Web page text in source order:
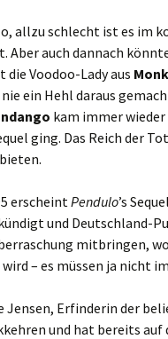
allzu schlecht ist es im
auch dannach
Voodoo-Lady aus
ein Hehl daraus
kam immer wieder
ging. Das Reich der
erscheintPendulo’s
und Deutschland-
mitbringen,
– es müssen ja nicht
Jensen, Erfinderin der
und hat bereits auf